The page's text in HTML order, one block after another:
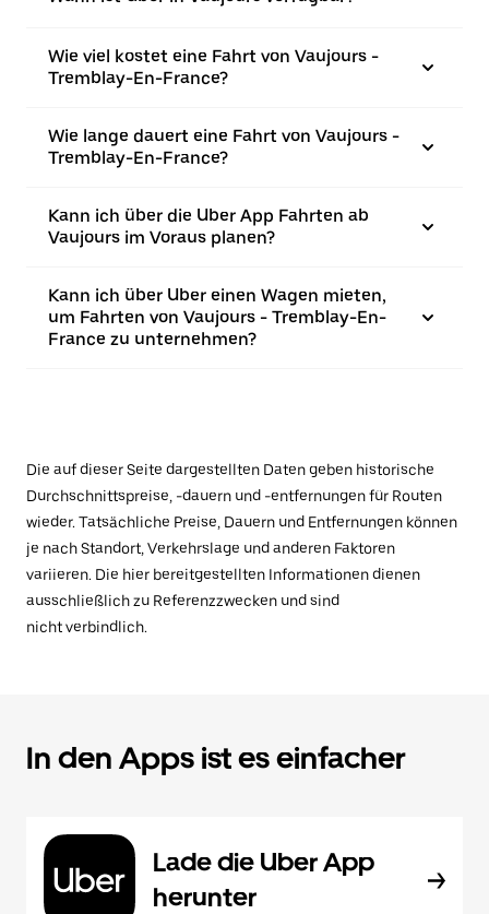
Wie viel kostet eine Fahrt von Vaujours -
Tremblay-En-France?
Wie lange dauert eine Fahrt von Vaujours -
Tremblay-En-France?
Kann ich über die Uber App Fahrten ab
Vaujours im Voraus planen?
Kann ich über Uber einen Wagen mieten,
um Fahrten von Vaujours - Tremblay-En-
France zu unternehmen?
Die auf dieser Seite dargestellten Daten geben historische
Durchschnittspreise, -dauern und -entfernungen für Routen
wieder. Tatsächliche Preise, Dauern und Entfernungen können
je nach Standort, Verkehrslage und anderen Faktoren
variieren. Die hier bereitgestellten Informationen dienen
ausschließlich zu Referenzzwecken und sind
nicht verbindlich.
In den Apps ist es einfacher
Lade die Uber App
herunter